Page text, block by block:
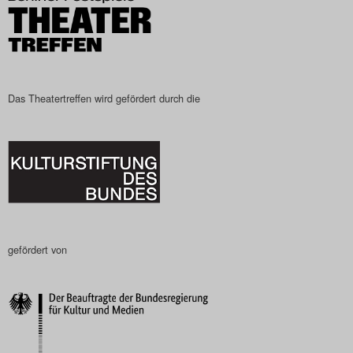
Das Theatertreffen-Blog
Das Theatertreffen-Blog
Das Theatertreffen-Blog
2025
Impressum
Nutzungsbedingungen
Das Theatertreffen wird gefördert durch die
gefördert von